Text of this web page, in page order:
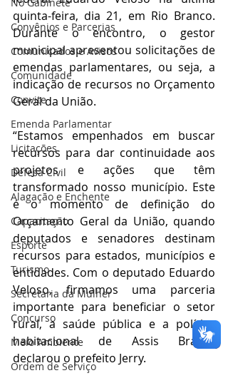
Convênios e Parcerias
Comunicados e Avisos
Comunidade
Convite
Emenda Parlamentar
Licitações
Defesa Civil
Alagação e Enchente
Capacitação
Esporte
Turismo
Secretaria da Mulher
Concurso
Meio Ambiente
Ordem de Serviço
quinta-feira, dia 21, em Rio Branco.
Durante o encontro, o gestor
municipal apresentou solicitações de
emendas parlamentares, ou seja, a
indicação de recursos no Orçamento
Geral da União.
“Estamos empenhados em buscar
recursos para dar continuidade aos
projetos e ações que têm
transformado nosso município. Este
é o momento de definição do
Orçamento Geral da União, quando
deputados e senadores destinam
recursos para estados, municípios e
entidades. Com o deputado Eduardo
Veloso, firmamos uma parceria
importante para beneficiar o setor
rural, a saúde pública e a política
habitacional de Assis Brasil”,
declarou o prefeito Jerry.